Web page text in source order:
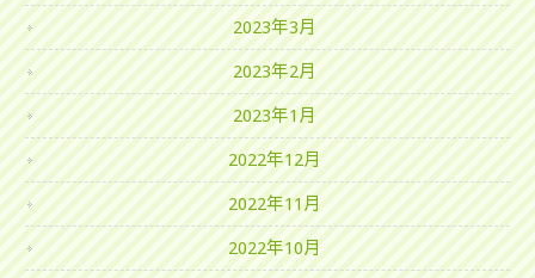
2023年3月
2023年2月
2023年1月
2022年12月
2022年11月
2022年10月